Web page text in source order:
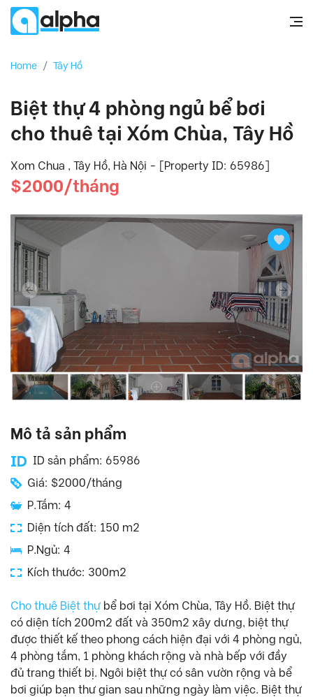
Home / Tây Hồ
Biệt thự 4 phòng ngủ bể bơi
cho thuê tại Xóm Chùa, Tây Hồ
Xom Chua , Tây Hồ, Hà Nội - [Property ID: 65986]
$2000/tháng
Mô tả sản phẩm
ID sản phẩm: 65986
Giá: $2000/tháng
P.Tắm: 4
Diện tích đất: 150 m2
P.Ngủ: 4
Kích thước: 300m2
Cho thuê Biệt thự bể bơi tại Xóm Chùa, Tây Hồ. Biệt thự
có diện tích 200m2 đất và 350m2 xây dưng, biệt thự
được thiết kế theo phong cách hiện đại với 4 phòng ngủ,
4 phòng tắm, 1 phòng khách rộng và nhà bếp với đầy
đủ trang thiết bị. Ngôi biệt thự có sân vườn rộng và bể
bơi giúp bạn thư gian sau những ngày làm việc. Biệt thự